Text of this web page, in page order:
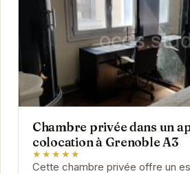
Chambre privée dans un
colocation à Grenoble A3
★★★★★
Cette chambre privée offre un